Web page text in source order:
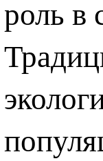
роль в